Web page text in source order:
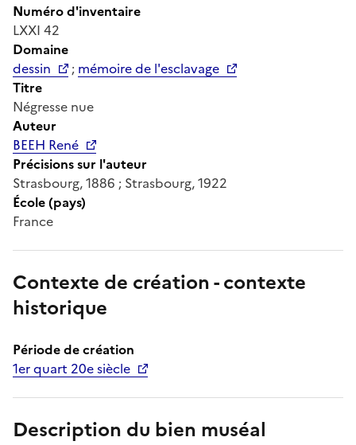
Numéro d'inventaire
LXXI 42
Domaine
dessin
; mémoire de l'esclavage
Titre
Négresse nue
Auteur
BEEH René
Précisions sur l'auteur
Strasbourg, 1886 ; Strasbourg, 1922
École (pays)
France
Contexte de création - contexte
historique
Période de création
1er quart 20e siècle
Description du bien muséal